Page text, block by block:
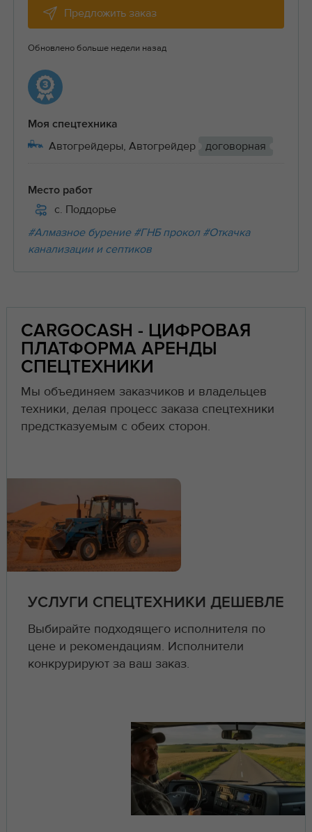
Предложить заказ
Обновлено больше недели назад
Моя спецтехника
Автогрейдеры, Автогрейдер договорная
Место работ
с. Поддорье
#Алмазное бурение #ГНБ прокол #Откачка
канализации и септиков
CARGOCASH - ЦИФРОВАЯ
ПЛАТФОРМА АРЕНДЫ
СПЕЦТЕХНИКИ
Мы объединяем заказчиков и владельцев
техники, делая процесс заказа спецтехники
предстказуемым с обеих сторон.
УСЛУГИ СПЕЦТЕХНИКИ ДЕШЕВЛЕ
Выбирайте подходящего исполнителя по
цене и рекомендациям. Исполнители
конкрурируют за ваш заказ.